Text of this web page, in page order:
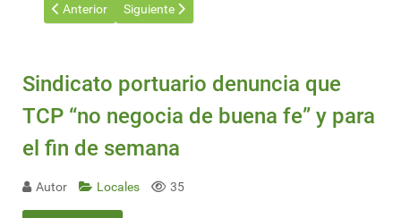
Artículo anterior: Suecia: Encuentran el mayor yacimiento de
Anterior Artículo siguiente: Estados Unidos y la nueva
Siguiente
Sindicato portuario denuncia que
TCP “no negocia de buena fe” y para
el fin de semana
Autor Locales 35